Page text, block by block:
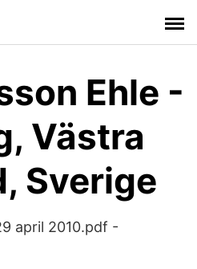
Ehle -
Västra
Sverige
april 2010.pdf -